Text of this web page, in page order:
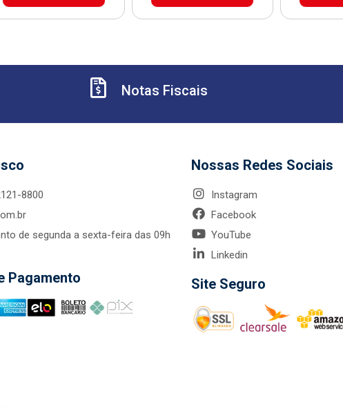
Notas Fiscais
8800
de segunda a sexta-feira das 09h
Pagamento
Nossas Redes Sociais
Instagram
Facebook
YouTube
Linkedin
Site Seguro